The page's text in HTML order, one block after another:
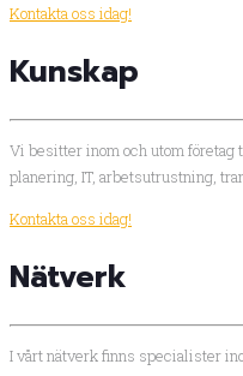
Kontakta oss idag!
Kunskap
Vi besitter inom och utom företag
planering, IT, arbetsutrustning,
Kontakta oss idag!
Nätverk
I vårt nätverk finns specialister